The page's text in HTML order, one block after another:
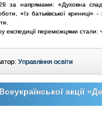
напрямами: «Духовна
«Із батьківської криниці»
експедиції переможцями стали:
Управління освіти
акції